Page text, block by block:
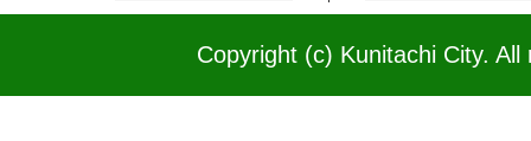
Copyright (c) Kunitachi City.